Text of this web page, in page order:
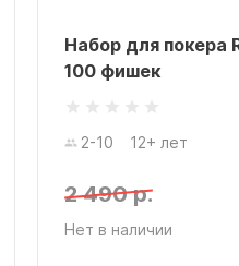
Набор для покера
100 фишек
2-10 12+ лет
2 490 р.
Нет в наличии